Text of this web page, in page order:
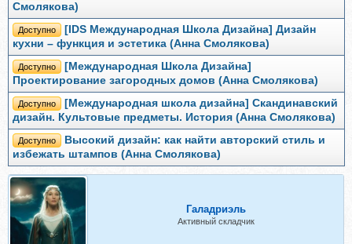
Смолякова)
Доступно
[IDS Международная Школа Дизайна] Дизайн
кухни – функция и эстетика (Анна Смолякова)
Доступно
[Международная Школа Дизайна]
Проектирование загородных домов (Анна Смолякова)
Доступно
[Международная школа дизайна] Скандинавский
дизайн. Культовые предметы. История (Анна Смолякова)
Доступно
Высокий дизайн: как найти авторский стиль и
избежать штампов (Анна Смолякова)
Галадриэль
Активный складчик